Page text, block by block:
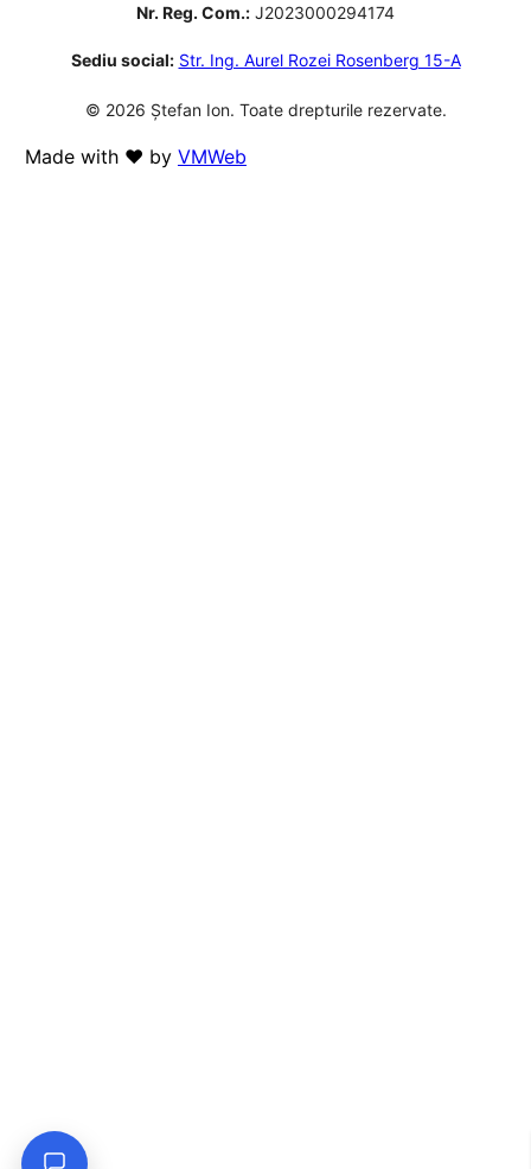
Nr. Reg. Com.: J2023000294174
Sediu social: Str. Ing. Aurel Rozei Rosenberg 15-A
© 2026 Ștefan Ion. Toate drepturile rezervate.
Made with ❤️ by VMWeb